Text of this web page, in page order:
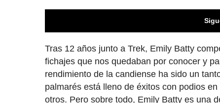
Tras 12 años junto a Trek, Emily Batty
fichajes que nos quedaban por conocer y
rendimiento de la candiense ha sido un
palmarés está lleno de éxitos con podios
otros. Pero sobre todo, Emily Batty es una